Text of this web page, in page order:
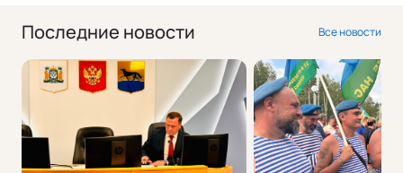
Последние новости Все новости